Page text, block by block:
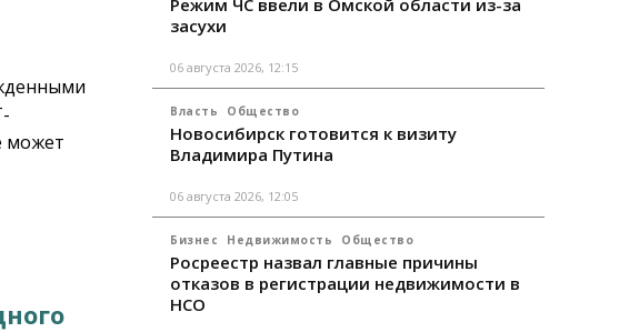
может
Режим ЧС ввели в Омской области из-за
засухи
06 августа 2026, 12:15
Власть Общество
Новосибирск готовится к визиту
Владимира Путина
06 августа 2026, 12:05
Бизнес Недвижимость Общество
Росреестр назвал главные причины
отказов в регистрации недвижимости в
НСО